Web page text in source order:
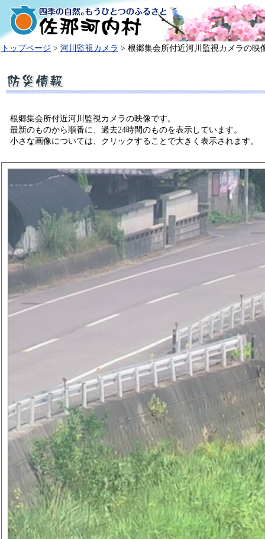
トップページ > 河川監視カメラ > 根郷集会所付近河川監視カメラの映
根郷集会所付近河川監視カメラの映像です。
最新のものから順番に、過去24時間のものを表示しています。
小さな画像については、クリックすることで大きく表示されます。